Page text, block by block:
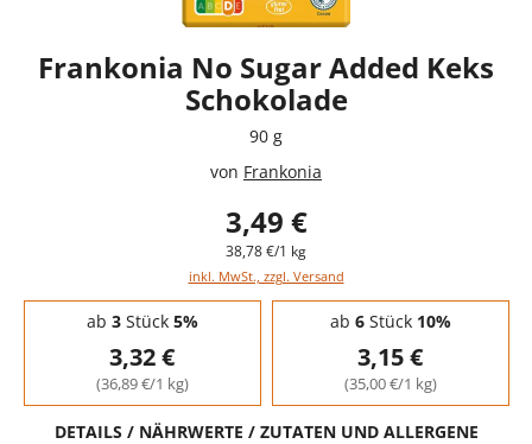
Frankonia No Sugar Added Keks
Schokolade
90 g
von Frankonia
3,49 €
38,78 €/1 kg
inkl. MwSt., zzgl. Versand
Staffelpreise - Mengenrabatt
ab 3Stück 5%
3,32 €
(36,89 €/1 kg)
ab 6Stück 10%
3,15 €
(35,00 €/1 kg)
DETAILS / NÄHRWERTE / ZUTATEN UND ALLERGENE